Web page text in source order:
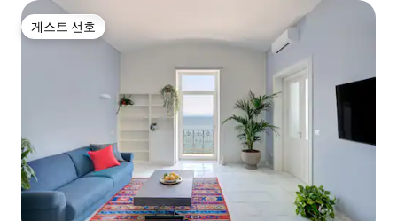
게스트 선호
게스트 선호